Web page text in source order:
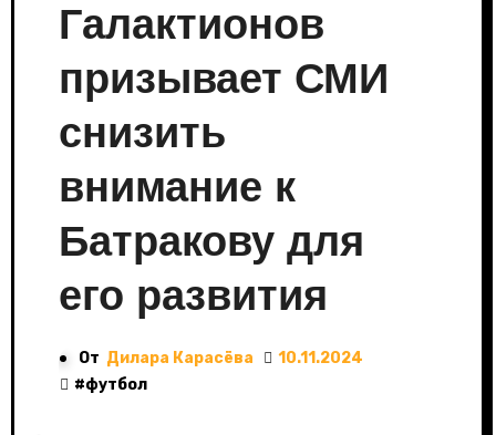
Галактионов
призывает СМИ
снизить
внимание к
Батракову для
его развития
От Дилара Карасёва
10.11.2024
#футбол